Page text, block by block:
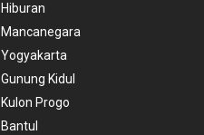
Hiburan
Mancanegara
Yogyakarta
Gunung Kidul
Kulon Progo
Bantul